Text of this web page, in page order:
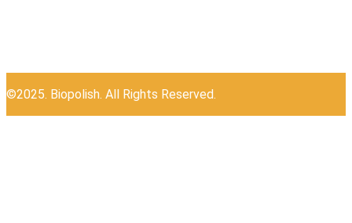
©2025. Biopolish. All Rights Reserved.